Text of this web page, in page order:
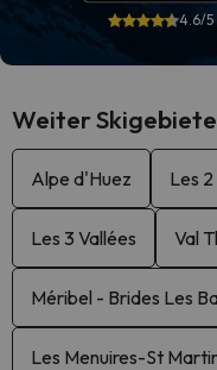
4.6/5
Weiter
Alpe d'Huez Les
Les 3 Vallées Val
Méribel - Brides Les
Les Menuires-St